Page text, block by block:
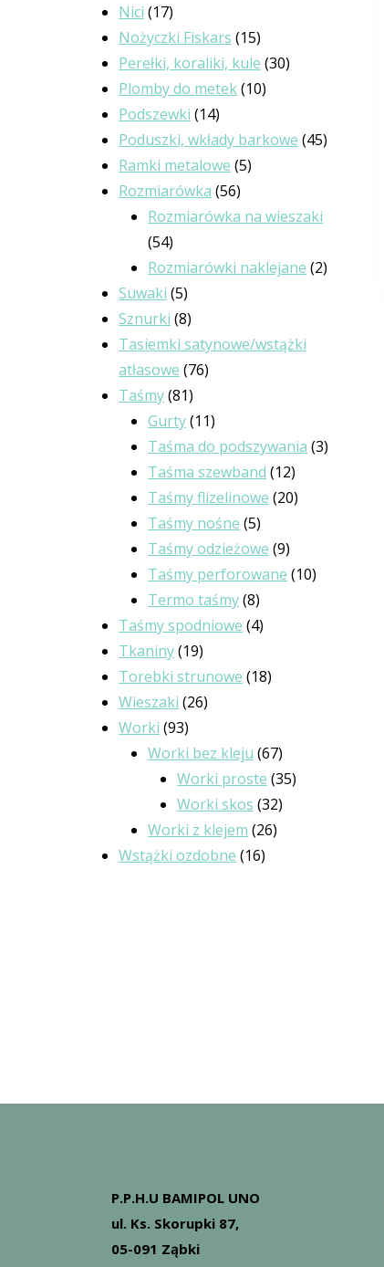
Nici 17
Nożyczki Fiskars 15
Perełki, koraliki, kule 30
Plomby do metek 10
Podszewki 14
Poduszki, wkłady barkowe 45
Ramki metalowe 5
Rozmiarówka 56
Rozmiarówka na wieszaki
54
Rozmiarówki naklejane 2
Suwaki 5
Sznurki 8
Tasiemki satynowe/wstążki
atłasowe 76
Taśmy 81
Gurty 11
Taśma do podszywania 3
Taśma szewband 12
Taśmy flizelinowe 20
Taśmy nośne 5
Taśmy odzieżowe 9
Taśmy perforowane 10
Termo taśmy 8
Taśmy spodniowe 4
Tkaniny 19
Torebki strunowe 18
Wieszaki 26
Worki 93
Worki bez kleju 67
Worki proste 35
Worki skos 32
Worki z klejem 26
Wstążki ozdobne 16
P.P.H.U BAMIPOL UNO
ul. Ks. Skorupki 87,
05-091 Ząbki